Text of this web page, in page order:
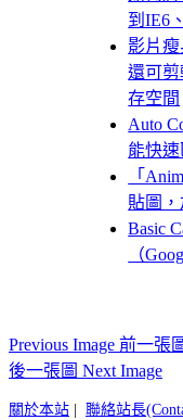
到IE6
影片瘦
還可
存空間
Auto
能快速
「
貼圖，
Basic
（
Previous Image 前一張
後一張圖 Next Image
關於本站 聯絡站長